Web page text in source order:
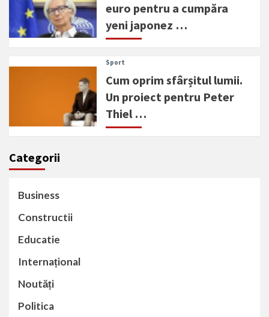
euro pentru a cumpăra
yeni japonez …
Sport
Cum oprim sfârșitul lumii.
Un proiect pentru Peter
Thiel …
Categorii
Business
Constructii
Educatie
Internațional
Noutăți
Politica